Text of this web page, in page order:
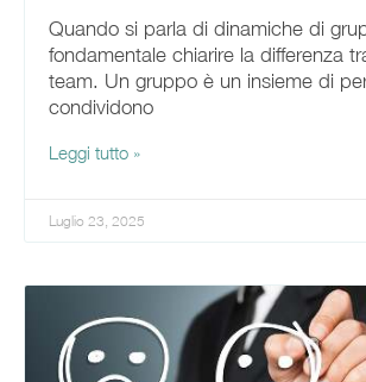
Quando si parla di dinamiche di
fondamentale chiarire la differenza
team. Un gruppo è un insieme di
condividono
Leggi tutto »
Luglio 23, 2025